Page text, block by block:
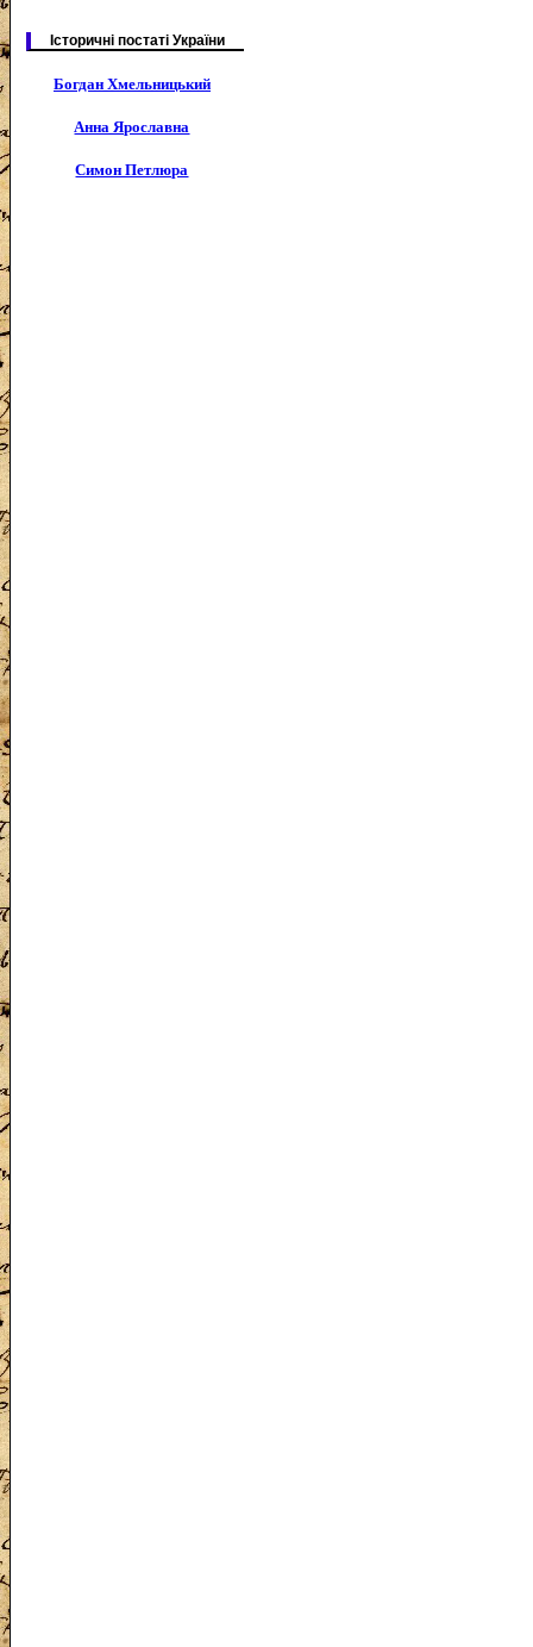
Історичні постаті України
Богдан Хмельницький
Анна Ярославна
Симон Петлюра